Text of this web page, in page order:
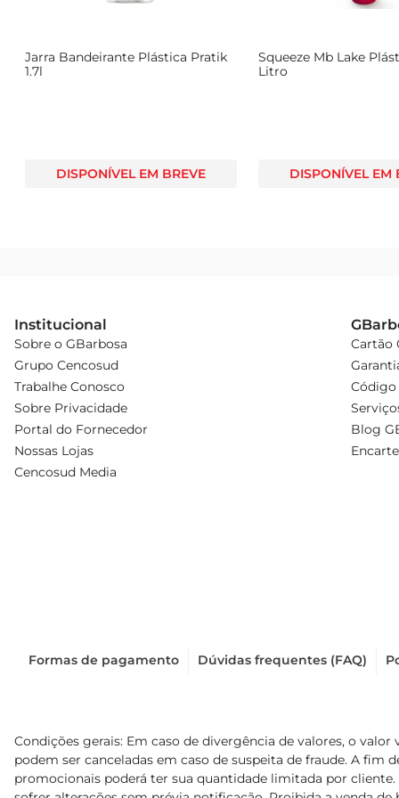
perfeita para quem valoriza qualidade e design em um
Jarra Bandeirante Plástica Pratik
1.7l
DISPONÍVEL EM BREVE
Squeeze Mb Lake
Litro
DISPONÍVEL EM
Institucional
Sobre o GBarbosa
Grupo Cencosud
Trabalhe Conosco
Sobre Privacidade
Portal do Fornecedor
Nossas Lojas
Cencosud Media
Cartão
Código
Blog
Formas de pagamento Dúvidas frequentes (FAQ)
Condições gerais: Em caso de divergência de valores, o
podem ser canceladas em caso de suspeita de fraude. A
promocionais poderá ter sua quantidade limitada por